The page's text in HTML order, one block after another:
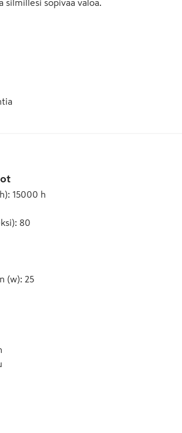
silmillesi sopivaa valoa.
: 15000 h
: 80
(w): 25